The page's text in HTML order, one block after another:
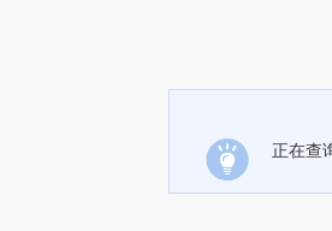
正在查